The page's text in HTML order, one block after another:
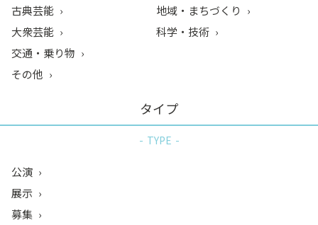
古典芸能
大衆芸能
地域・まちづくり
科学・技術
交通・乗り物
その他
タイプ
TYPE
公演
展示
募集